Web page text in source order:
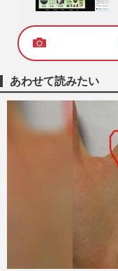
あわせて読みたい